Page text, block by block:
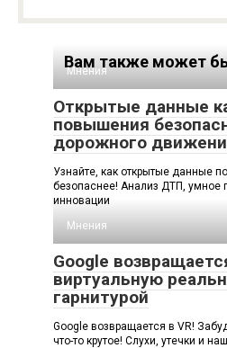
Вам также может
Мнения
Открытые данные
повышения
дорожного
Узнайте, как открытые данные
безопаснее! Анализ ДТП, умное
инновации
Мнения
Google
виртуальную
гарнитурой
Google возвращается в VR!
что-то крутое! Слухи, утечки и